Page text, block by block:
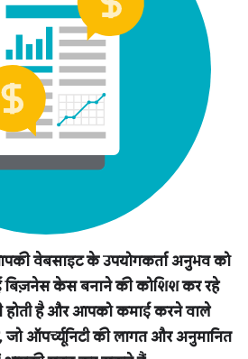
वेबसाइट के उपयोगकर्ता अनुभव को
बिज़नेस केस बनाने की कोशिश कर रहे
होती है और आपको कमाई करने वाले
ऑपर्च्यूनिटी की लागत और अनुमानित